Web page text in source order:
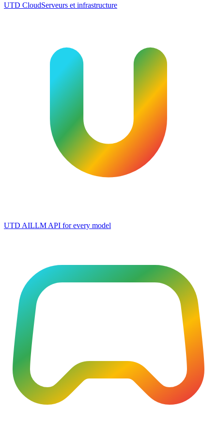
UTD CloudServeurs et infrastructure
UTD AILLM API for every model